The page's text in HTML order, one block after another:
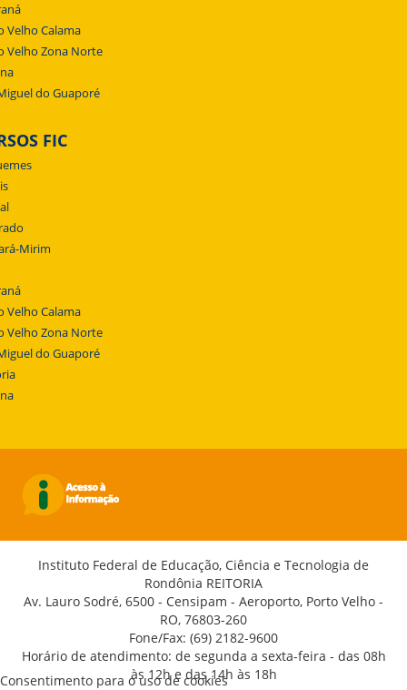
Velho Calama
Velho Zona Norte
do Guaporé
FIC
Mirim
Velho Calama
Velho Zona Norte
do Guaporé
Instituto Federal de Educação, Ciência e Tecnologia de
Rondônia REITORIA
Av. Lauro Sodré, 6500 - Censipam - Aeroporto, Porto Velho -
RO, 76803-260
Fone/Fax: (69) 2182-9600
Horário de atendimento: de segunda a sexta-feira - das 08h
às 12h e das 14h às 18h
Consentimento para o uso de cookies